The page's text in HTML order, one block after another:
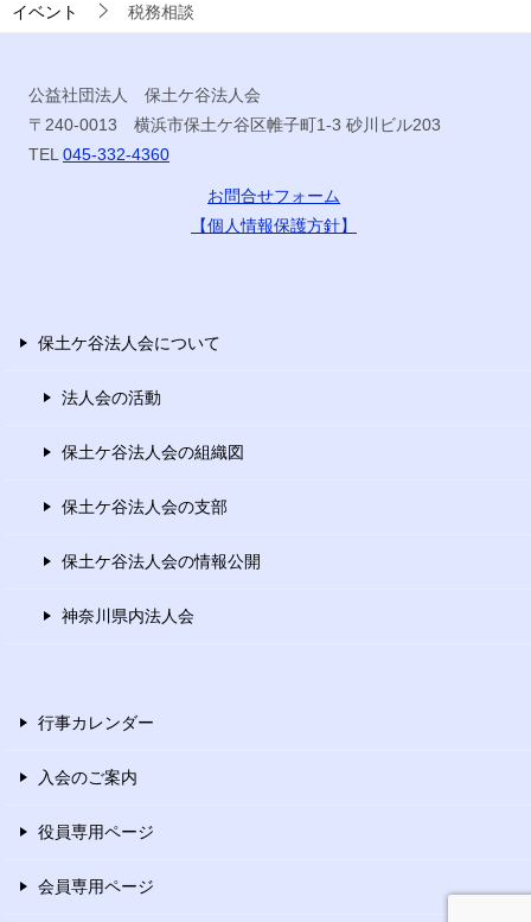
イベント
税務相談
公益社団法人 保土ケ谷法人会
〒240-0013 横浜市保土ケ谷区帷子町1-3 砂川ビル203
TEL 045-332-4360
お問合せフォーム
【個人情報保護方針】
保土ケ谷法人会について
法人会の活動
保土ケ谷法人会の組織図
保土ケ谷法人会の支部
保土ケ谷法人会の情報公開
神奈川県内法人会
行事カレンダー
入会のご案内
役員専用ページ
会員専用ページ